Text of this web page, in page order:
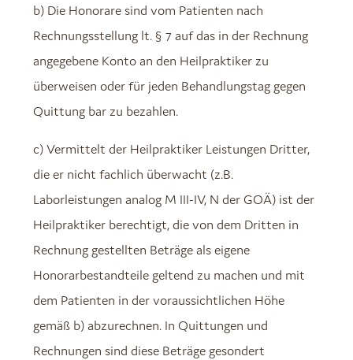
b) Die Honorare sind vom Patienten nach
Rechnungsstellung lt. § 7 auf das in der Rechnung
angegebene Konto an den Heilpraktiker zu
überweisen oder für jeden Behandlungstag gegen
Quittung bar zu bezahlen.
c) Vermittelt der Heilpraktiker Leistungen Dritter,
die er nicht fachlich überwacht (z.B.
Laborleistungen analog M III-IV, N der GOÄ) ist der
Heilpraktiker berechtigt, die von dem Dritten in
Rechnung gestellten Beträge als eigene
Honorarbestandteile geltend zu machen und mit
dem Patienten in der voraussichtlichen Höhe
gemäß b) abzurechnen. In Quittungen und
Rechnungen sind diese Beträge gesondert